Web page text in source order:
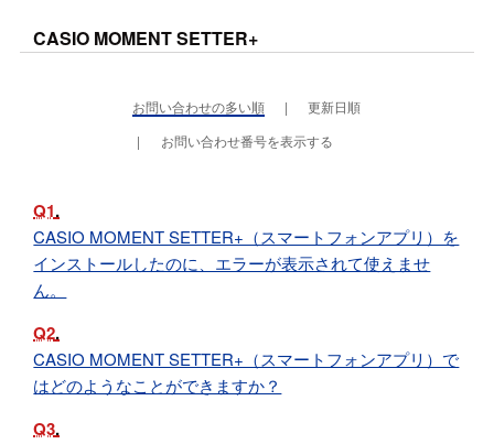
CASIO MOMENT SETTER+
お問い合わせの多い順
更新日順
お問い合わせ番号を表示する
Q1
CASIO MOMENT SETTER+（スマートフォンアプリ）を
インストールしたのに、エラーが表示されて使えませ
ん。
Q2
CASIO MOMENT SETTER+（スマートフォンアプリ）で
はどのようなことができますか？
Q3